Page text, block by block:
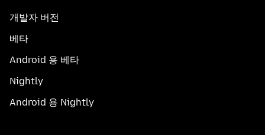
개발자 버전
베타
Android 용 베타
Nightly
Android 용 Nightly